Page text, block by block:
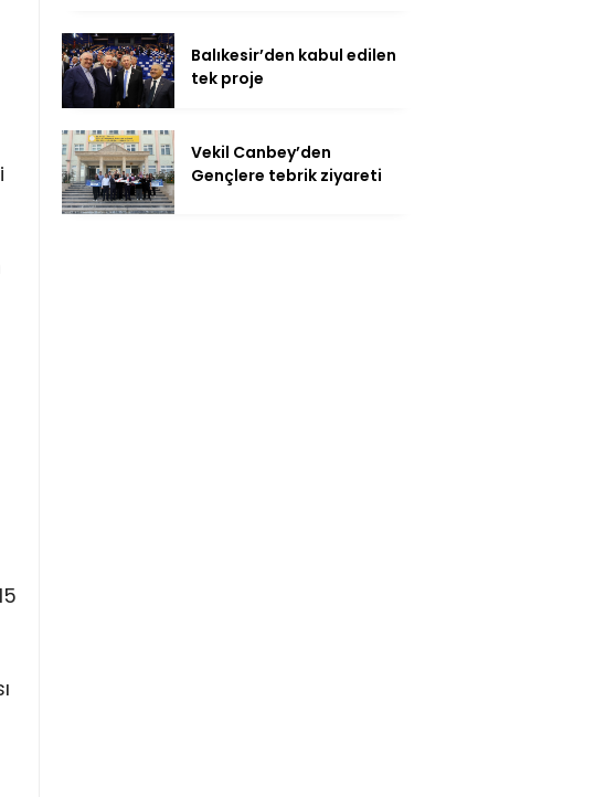
Balıkesir’den kabul edilen
tek proje
Vekil Canbey’den
Gençlere tebrik ziyareti